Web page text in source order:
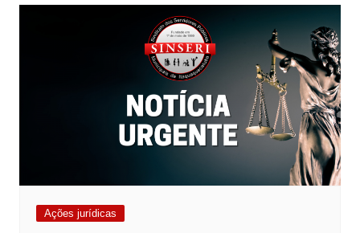
Ações jurídicas